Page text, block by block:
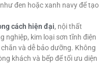
đen hoặc xanh navy để tạo
cách hiện đại, nội thất
nghiệp, kim loại sơn tĩnh điện
và dễ bảo dưỡng. Không
khách và bếp để tối ưu diện